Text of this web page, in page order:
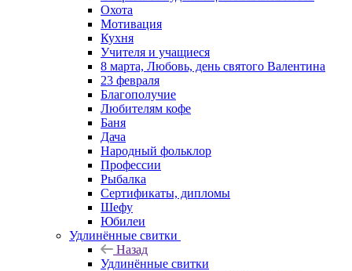
Охота
Мотивация
Кухня
Учителя и учащиеся
8 марта, Любовь, день святого Валентина
23 февраля
Благополучие
Любителям кофе
Баня
Дача
Народный фольклор
Профессии
Рыбалка
Сертификаты, дипломы
Шефу
Юбилеи
Удлинённые свитки
Назад
Удлинённые свитки